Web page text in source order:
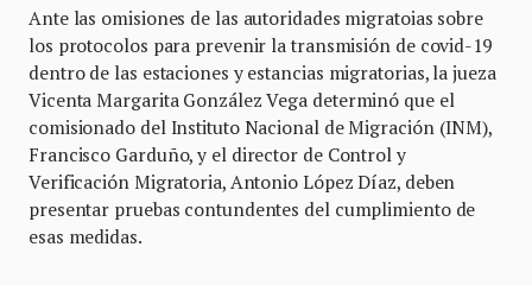
Ante las omisiones de las autoridades migratoias sobre
los protocolos para prevenir la transmisión de covid-19
dentro de las estaciones y estancias migratorias, la jueza
Vicenta Margarita González Vega determinó que el
comisionado del Instituto Nacional de Migración (INM),
Francisco Garduño, y el director de Control y
Verificación Migratoria, Antonio López Díaz, deben
presentar pruebas contundentes del cumplimiento de
esas medidas.